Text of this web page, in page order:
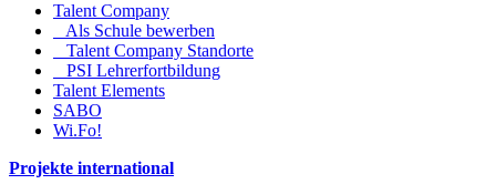
Talent Company
Als Schule bewerben
Talent Company Standorte
PSI Lehrerfortbildung
Talent Elements
SABO
Wi.Fo!
Projekte international